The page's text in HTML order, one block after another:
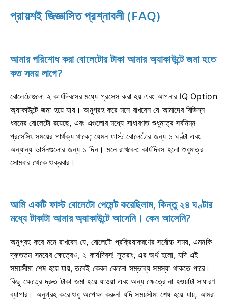
প্রায়শই জিজ্ঞাসিত প্রশ্নাবলী (FAQ)
আমার পরিশোধ করা বোলেটোর টাকা আমার অ্যাকাউন্টে জমা হতে
কত সময় লাগে?
বোলেটোগুলো ২ কার্যদিবসের মধ্যে প্রসেস করা হয় এবং আপনার IQ Option
অ্যাকাউন্টে জমা হয়ে যায়। অনুগ্রহ করে মনে রাখবেন যে আমাদের বিভিন্ন
ধরনের বোলেটো রয়েছে, এবং এগুলোর মধ্যে সাধারণত শুধুমাত্র সর্বনিম্ন
প্রসেসিং সময়ের পার্থক্য থাকে; যেমন ফাস্ট বোলেটোর জন্য ১ ঘণ্টা এবং
অন্যান্য ভার্সনগুলোর জন্য ১ দিন। মনে রাখবেন: কার্যদিবস হলো শুধুমাত্র
সোমবার থেকে শুক্রবার।
আমি একটি ফাস্ট বোলেটো পেমেন্ট করেছিলাম, কিন্তু ২৪ ঘণ্টার
মধ্যে টাকাটা আমার অ্যাকাউন্টে আসেনি। কেন আসেনি?
অনুগ্রহ করে মনে রাখবেন যে, বোলেটো প্রক্রিয়াকরণের সর্বোচ্চ সময়, এমনকি
দ্রুততম সময়ের ক্ষেত্রেও, ২ কার্যদিবস! সুতরাং, এর অর্থ হলো, যদি এই
সময়সীমা শেষ হয়ে যায়, তবেই কেবল কোনো সম্ভাব্য সমস্যা থাকতে পারে।
কিছু ক্ষেত্রে দ্রুত টাকা জমা হয়ে যাওয়া এবং অন্য ক্ষেত্রে না হওয়াটা সাধারণ
ব্যাপার। অনুগ্রহ করে শুধু অপেক্ষা করুন! যদি সময়সীমা শেষ হয়ে যায়, আমরা